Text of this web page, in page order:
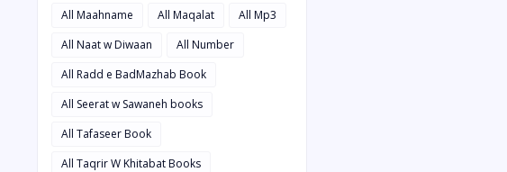
All Maahname
All Maqalat
All Mp3
All Naat w Diwaan
All Number
All Radd e BadMazhab Book
All Seerat w Sawaneh books
All Tafaseer Book
All Taqrir W Khitabat Books